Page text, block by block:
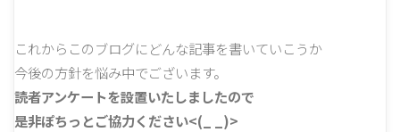
これからこのブログにどんな記事を書いていこうか
今後の方針を悩み中でございます。
読者アンケートを設置いたしましたので
是非ぽちっとご協力ください<(_ _)>